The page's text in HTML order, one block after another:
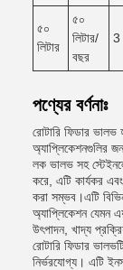
৫০
লিটার
৫০
লিটার/
বছর
3
পণ্যের বর্ণনাঃ
রোটারি ফিডার ভালভ
অ্যাপ্লিকেশনগুলির
লক ভালভ সহ
করে, এটি কার্যকর এবং
করা সম্ভব।এটি
অ্যাপ্লিকেশন যেমন
উৎপাদন, খাদ্য
রোটারি ফিডার
নির্ভরযোগ্য। এটি